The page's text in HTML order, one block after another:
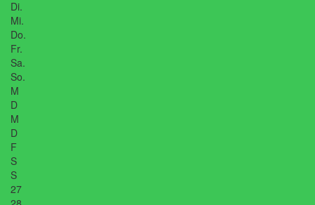
Di.
Mi.
Do.
Fr.
Sa.
So.
M
D
M
D
F
S
S
27